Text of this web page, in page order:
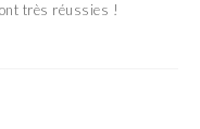
très réussies !